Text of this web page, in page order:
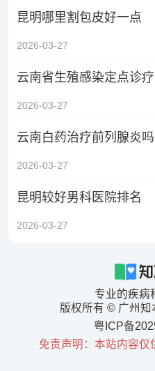
昆明哪里割包皮好一点
2026-03-27
云南省生殖感染定点诊
2026-03-27
云南白药治疗前列腺炎
2026-03-27
昆明较好男科医院排名
2026-03-27
专业的疾病
版权所有 © 广州知
粤ICP备
免责声明：本站内容仅